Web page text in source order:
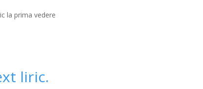
la prima vedere
liric.